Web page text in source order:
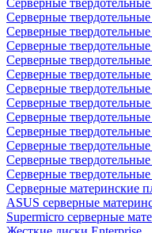
Серверные
Cерверные
Cерверные
Cерверные
Cерверные
Серверные
Серверные
Cерверные
Cерверные
Cерверные
Cерверные
Cерверные
Cерверные
Серверные материнские
ASUS серверные
Supermicro серверные